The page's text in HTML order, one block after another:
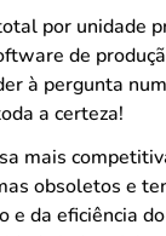
por unidade
de
à pergunta
a certeza!
mais
obsoletos e
e da eficiência